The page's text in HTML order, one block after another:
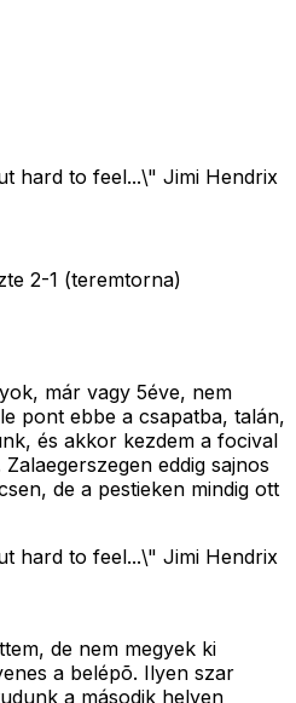
hard to feel...\" Jimi Hendrix
2-1 (teremtorna)
már vagy 5éve, nem
pont ebbe a csapatba, talán,
és akkor kezdem a focival
eddig sajnos
de a pestieken mindig ott
hard to feel...\" Jimi Hendrix
de nem megyek ki
a belépõ. Ilyen szar
a második helyen